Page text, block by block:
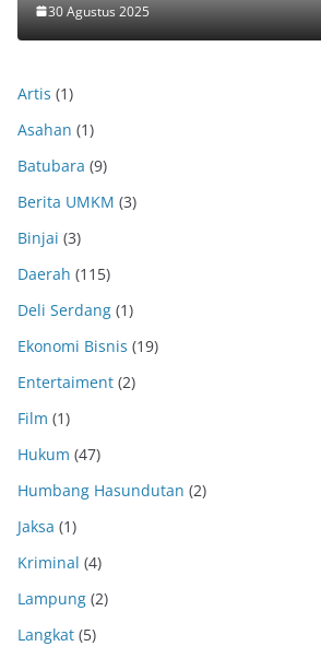
30 Agustus 2025
Artis (1)
Asahan (1)
Batubara (9)
Berita UMKM (3)
Binjai (3)
Daerah (115)
Deli Serdang (1)
Ekonomi Bisnis (19)
Entertaiment (2)
Film (1)
Hukum (47)
Humbang Hasundutan (2)
Jaksa (1)
Kriminal (4)
Lampung (2)
Langkat (5)